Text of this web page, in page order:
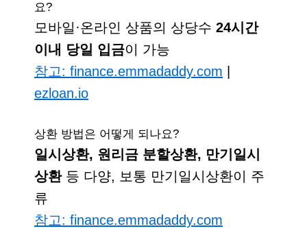
요?
모바일·온라인 상품의 상당수 24시간
이내 당일 입금이 가능
참고: finance.emmadaddy.com
ezloan.io
상환 방법은 어떻게 되나요?
일시상환, 원리금 분할상환, 만기일시
상환등 다양, 보통 만기일시상환이 주
류
참고: finance.emmadaddy.com